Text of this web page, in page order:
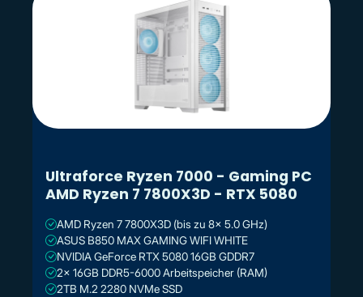
Ultraforce Ryzen 7000 - Gaming PC
AMD Ryzen 7 7800X3D - RTX 5080
AMD Ryzen 7 7800X3D (bis zu 8x 5.0 GHz)
ASUS B850 MAX GAMING WIFI WHITE
NVIDIA GeForce RTX 5080 16GB GDDR7
2x 16GB DDR5-6000 Arbeitspeicher (RAM)
2TB M.2 2280 NVMe SSD